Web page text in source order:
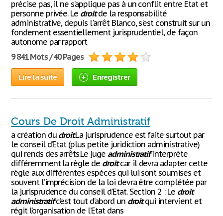
précise pas, il ne s’applique pas à un conflit entre Etat et
personne privée. Le droitde la responsabilité
administrative, depuis l'arrêt Blanco, s'est construit sur un
fondement essentiellement jurisprudentiel, de façon
autonome par rapport
9 841 Mots / 40 Pages
Lire la suite Enregistrer
Cours De Droit Administratif
a création du droit.La jurisprudence est faite surtout par
le conseil d’Etat (plus petite juridiction administrative)
qui rends des arrêts.Le juge administratifinterprète
différemment la règle de droitcar il devra adapter cette
règle aux différentes espèces qui lui sont soumises et
souvent l’imprécision de la loi devra être complétée par
la jurisprudence du conseil d’Etat. Section 2 : Le droit
administratifc’est tout d’abord un droitqui intervient et
régit l’organisation de l’Etat dans